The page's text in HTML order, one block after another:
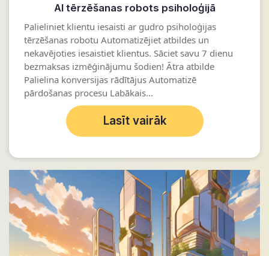
AI tērzēšanas robots psiholoģijā
Palieliniet klientu iesaisti ar gudro psiholoģijas
tērzēšanas robotu Automatizējiet atbildes un
nekavējoties iesaistiet klientus. Sāciet savu 7 dienu
bezmaksas izmēģinājumu šodien! Ātra atbilde
Palielina konversijas rādītājus Automatizē
pārdošanas procesu Labākais...
Lasīt vairāk